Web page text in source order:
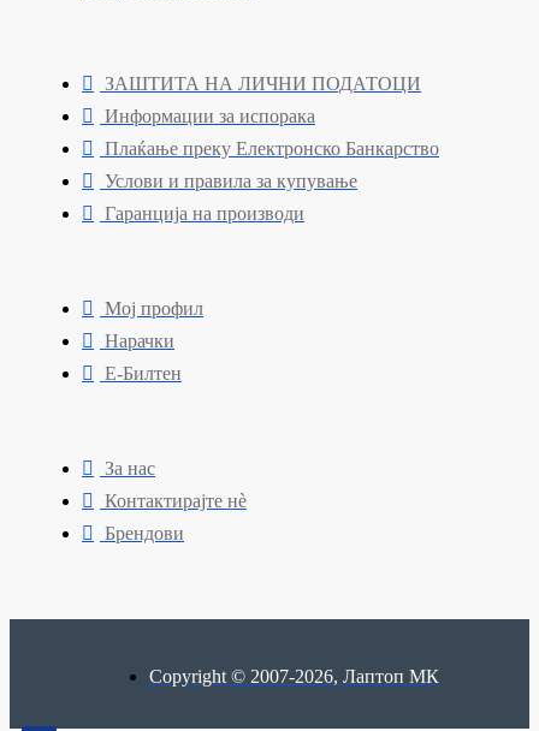
ЗАШТИТА НА ЛИЧНИ ПОДАТОЦИ
Информации за испорака
Плаќање преку Електронско Банкарство
Услови и правила за купување
Гаранција на производи
Мој профил
Нарачки
Е-Билтен
За нас
Контактирајте нè
Брендови
Copyright © 2007-2026, Лаптоп МК